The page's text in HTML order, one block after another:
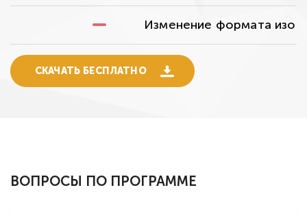
Изменение формата
СКАЧАТЬ БЕСПЛАТНО
ВОПРОСЫ ПО ПРОГРАММЕ